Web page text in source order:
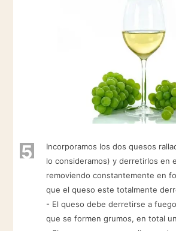
5
Incorporamos los dos quesos
lo consideramos) y derretirlos en
removiendo constantemente en
que el queso este totalmente
- El queso debe derretirse a
que se formen grumos, en total